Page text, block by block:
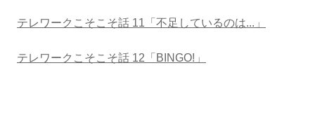
テレワークこそこそ話 11「不足しているのは...」
テレワークこそこそ話 12「BINGO!」